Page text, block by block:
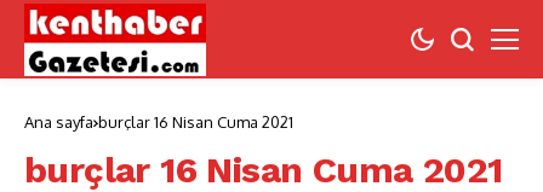
Ana sayfa burçlar 16 Nisan Cuma 2021
burçlar 16 Nisan Cuma 2021